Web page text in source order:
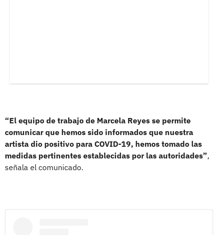
“El equipo de trabajo de Marcela Reyes se permite
comunicar que hemos sido informados que nuestra
artista dio positivo para COVID-19, hemos tomado las
medidas pertinentes establecidas por las autoridades”,
señala el comunicado.